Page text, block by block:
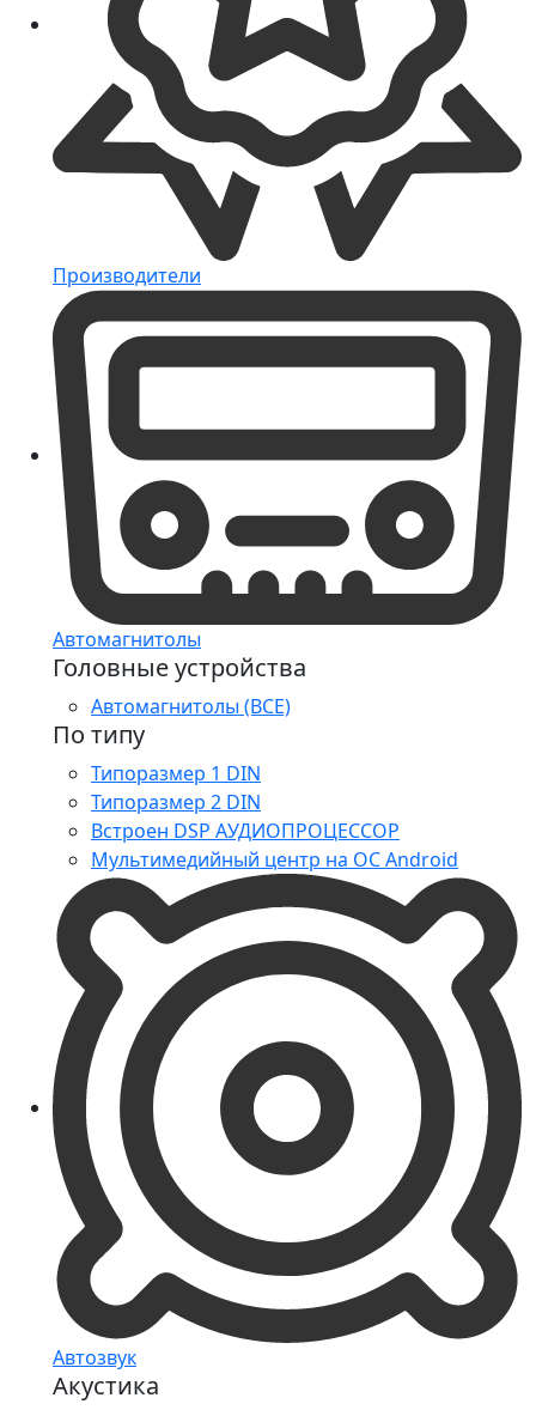
Производители
Автомагнитолы
Головные устройства
Автомагнитолы (ВСЕ)
По типу
Типоразмер 1 DIN
Типоразмер 2 DIN
Встроен DSP АУДИОПРОЦЕССОР
Мультимедийный центр на ОС Android
Автозвук
Акустика